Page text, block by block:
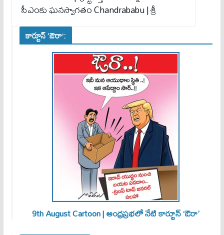
సీఎంకు ఘనస్వాగతం Chandrababu | శ్రీ
కార్టూన్ ‘ఔరా’:
9th August Cartoon | ఆంధ్రప్రభలో నేటి కార్టూన్ ‘ఔరా’